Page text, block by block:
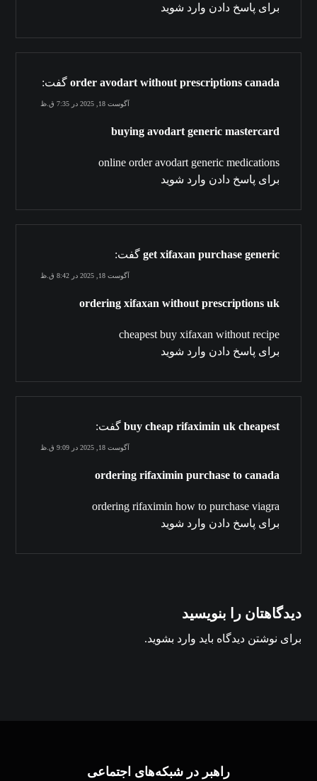
برای پاسخ دادن وارد شوید
order avodart without prescriptions canada گفت:
آگوست 18, 2025 در 7:35 ق.ظ
buying avodart generic mastercard
online order avodart generic medications
برای پاسخ دادن وارد شوید
get xifaxan purchase generic گفت:
آگوست 18, 2025 در 8:42 ق.ظ
ordering xifaxan without prescriptions uk
cheapest buy xifaxan without recipe
برای پاسخ دادن وارد شوید
buy cheap rifaximin uk cheapest گفت:
آگوست 18, 2025 در 9:09 ق.ظ
ordering rifaximin purchase to canada
ordering rifaximin how to purchase viagra
برای پاسخ دادن وارد شوید
دیدگاهتان را بنویسید
برای نوشتن دیدگاه باید وارد بشوید.
راهبر در شبکه‌های اجتماعی